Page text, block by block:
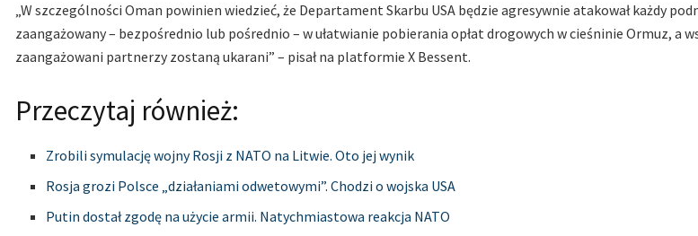
„W szczególności Oman powinien wiedzieć, że Departament Skarbu USA będzie agresywnie atakował każdy
zaangażowany – bezpośrednio lub pośrednio – w ułatwianie pobierania opłat drogowych w cieśninie Ormuz, a
zaangażowani partnerzy zostaną ukarani” – pisał na platformie X Bessent.
Przeczytaj również:
Zrobili symulację wojny Rosji z NATO na Litwie. Oto jej wynik
Rosja grozi Polsce „działaniami odwetowymi”. Chodzi o wojska USA
Putin dostał zgodę na użycie armii. Natychmiastowa reakcja NATO